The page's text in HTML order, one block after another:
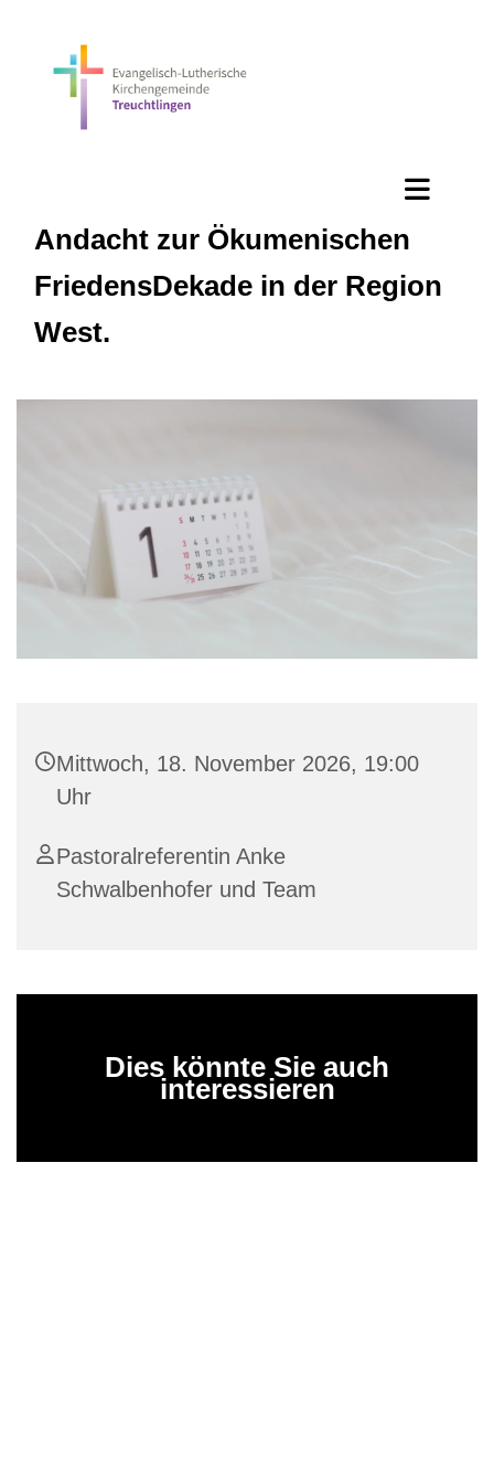
Andacht zur Ökumenischen
FriedensDekade in der Region
West.
Mittwoch, 18. November 2026, 19:00
Uhr
Pastoralreferentin Anke
Schwalbenhofer und Team
Dies könnte Sie auch
interessieren